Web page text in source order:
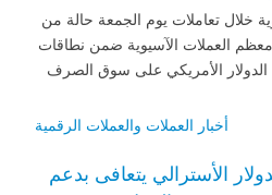
خلال تعاملات يوم الجمعة حالة من
العملات الآسيوية ضمن نطاقات
الأمريكي على سوق الصرف
أخبار العملات والعملات الرقمية
الأسترالي يتعافى بدعم